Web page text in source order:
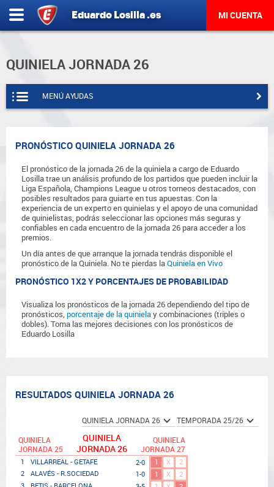
Eduardo Losilla.es MI CUENTA
QUINIELA JORNADA 26
MENÚ AYUDAS
PRONÓSTICO QUINIELA JORNADA 26
El pronóstico de la jornada 26 de la quiniela a cargo de Eduardo
Losilla trae un análisis profundo de los partidos que pueden incluir la
Liga Española, Champions League u otros torneos destacados, con
posibles resultados para guiarte en tus apuestas. Con la
experiencia de un experto en quinielas y el apoyo de una comunidad
de quinielistas, podrás seleccionar las opciones más seguras y
confiables en cada encuentro de la jornada 26 para acceder a los
premios.
Un día antes de que arranque la jornada tendrás disponible el
pronóstico de la Quiniela. No te pierdas la Quiniela en Vivo
PRONÓSTICO 1X2 Y PORCENTAJES DE PROBABILIDAD
Visualiza los pronósticos de la jornada 26 dependiendo del tipo de
pronósticos, porcentaje de la quiniela y combinaciones (triples o
dobles). Toma las mejores decisiones con los pronósticos de
Eduardo Losilla
RESULTADOS QUINIELA JORNADA 26
QUINIELA
JORNADA 25
QUINIELA
JORNADA 26
QUINIELA
JORNADA 27
1 VILLARREAL - GETAFE 2-0 1 X
2
2
ALAVÉS - R.SOCIEDAD 1-0 1 X
2